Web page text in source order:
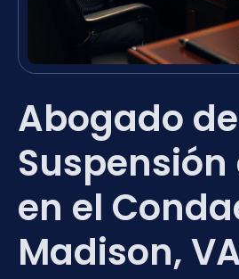
Abogado de
Suspensión
en el
Madison,